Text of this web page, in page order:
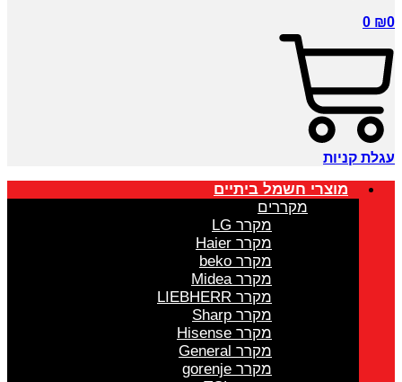
₪0
0
עגלת קניות
מוצרי חשמל ביתיים
מקררים
מקרר LG
מקרר Haier
מקרר beko
מקרר Midea
מקרר LIEBHERR
מקרר Sharp
מקרר Hisense
מקרר General
מקרר gorenje